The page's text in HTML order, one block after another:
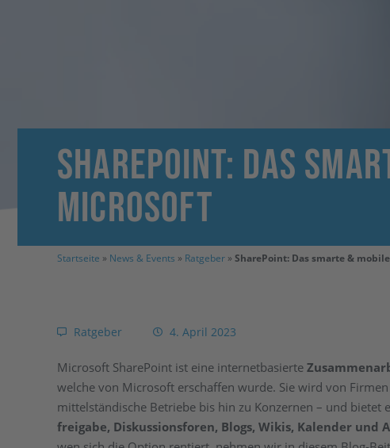
SharePoint: Das
Microsoft
Startseite » News & Events » Ratgeber » SharePoint: Das smarte &
Ratgeber 4. April 2023
Microsoft SharePoint ist eine internetbasierte
welche von Microsoft erschaffen wurde. Sie wird von
mittelständische Betriebe bis hin zu Konzernen – und bietet
freigabe, Diskussionsforen, Blogs, Wikis, Kalender und